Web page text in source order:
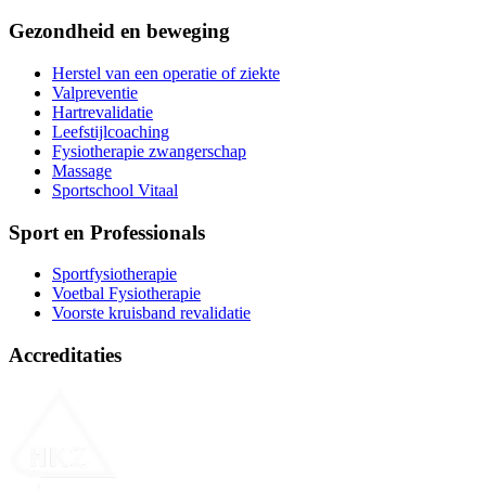
Gezondheid en beweging
Herstel van een operatie of ziekte
Valpreventie
Hartrevalidatie
Leefstijlcoaching
Fysiotherapie zwangerschap
Massage
Sportschool Vitaal
Sport en Professionals
Sportfysiotherapie
Voetbal Fysiotherapie
Voorste kruisband revalidatie
Accreditaties